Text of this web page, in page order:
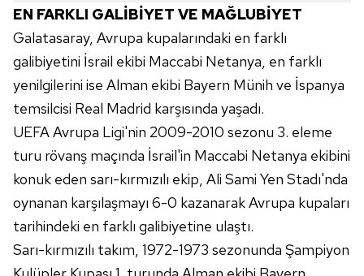
EN FARKLI GALİBİYET VE MAĞLUBİYET
Galatasaray, Avrupa kupalarındaki en farklı
galibiyetini İsrail ekibi Maccabi Netanya, en farklı
yenilgilerini ise Alman ekibi Bayern Münih ve İspanya
temsilcisi Real Madrid karşısında yaşadı.
UEFA Avrupa Ligi'nin 2009-2010 sezonu 3. eleme
turu rövanş maçında İsrail'in Maccabi Netanya ekibini
konuk eden sarı-kırmızılı ekip, Ali Sami Yen Stadı'nda
oynanan karşılaşmayı 6-0 kazanarak Avrupa kupaları
tarihindeki en farklı galibiyetine ulaştı.
Sarı-kırmızılı takım, 1972-1973 sezonunda Şampiyon